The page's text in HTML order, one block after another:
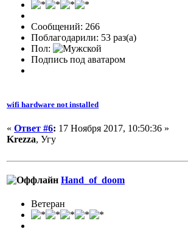
Сообщений: 266
Поблагодарили: 53 раз(а)
Пол:
Подпись под аватаром
wifi hardware not installed
« Ответ #6: 17 Ноября 2017, 10:50:36 »
Krezza, Угу
Hand_of_doom
Ветеран